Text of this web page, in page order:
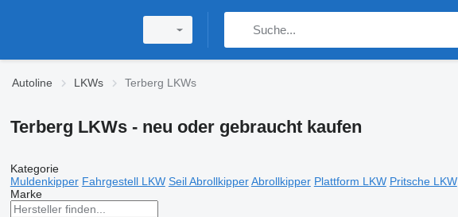
Autoline LKWs Terberg LKWs
Terberg LKWs - neu oder gebraucht kaufen
Kategorie
Muldenkipper Fahrgestell LKW Seil Abrollkipper Abrollkipper Plattform LKW Pritsche LKW
Marke